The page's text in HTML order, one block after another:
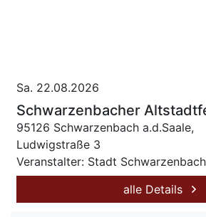
Sa. 22.08.2026
Schwarzenbacher
95126 Schwarzenbach a.d.Saale,
Ludwigstraße 3
Veranstalter: Stadt
alle Details